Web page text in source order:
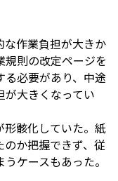
な作業負担が大きか
規則の改定ページを
る必要があり、中途
が大きくなってい
形骸化していた。紙
か把握できず、従
ケースもあった。